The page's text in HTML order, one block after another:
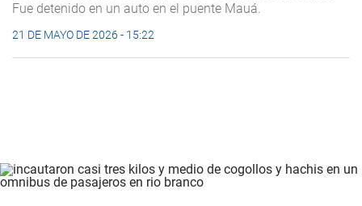
Fue detenido en un auto en el puente Mauá.
21 DE MAYO DE 2026 - 15:22